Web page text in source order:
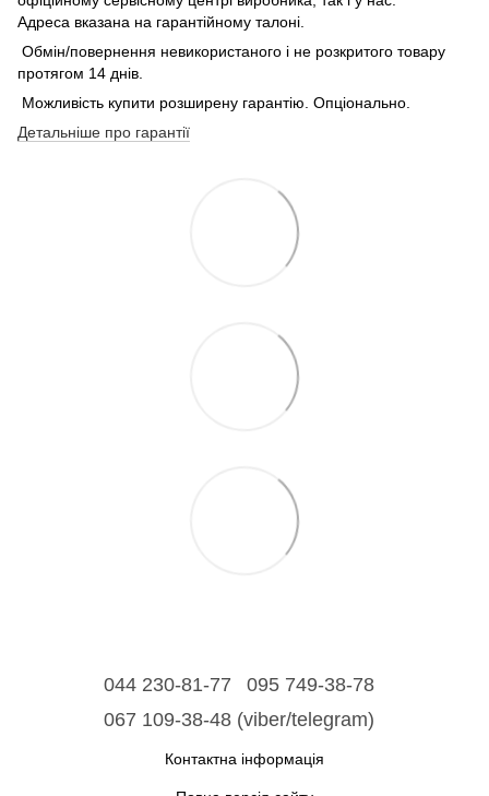
Адреса вказана на гарантійному талоні.
Обмін/повернення невикористаного і не розкритого товару
протягом 14 днів.
Можливість купити розширену гарантію. Опціонально.
Детальніше про гарантії
044 230-81-77
095 749-38-78
067 109-38-48 (viber/telegram)
Контактна інформація